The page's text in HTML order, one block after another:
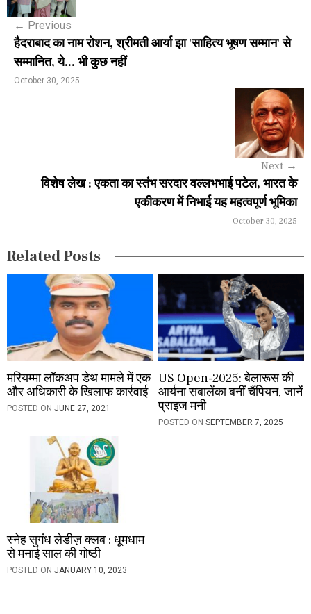
s
n
a
o
← Previous
हैदराबाद का नाम रोशन, श्रीमती आर्या झा 'साहित्य भूषण सम्मान' से
सम्मानित, ये... भी कुछ नहीं
October 30, 2025
Next →
विशेष लेख : एकता का स्तंभ सरदार वल्लभभाई पटेल, भारत के
एकीकरण में निभाई यह महत्वपूर्ण भूमिका
October 30, 2025
Related Posts
मरियम्मा लॉकअप डेथ मामले में एक
और अधिकारी के खिलाफ कार्रवाई
POSTED ON JUNE 27, 2021
US Open-2025: बेलारूस की
आर्यना सबालेंका बनीं चैंपियन, जानें
प्राइज मनी
POSTED ONSEPTEMBER 7, 2025
स्नेह सुगंध लेडीज़ क्लब : धूमधाम
से मनाई साल की गोष्ठी
POSTED ON JANUARY 10, 2023